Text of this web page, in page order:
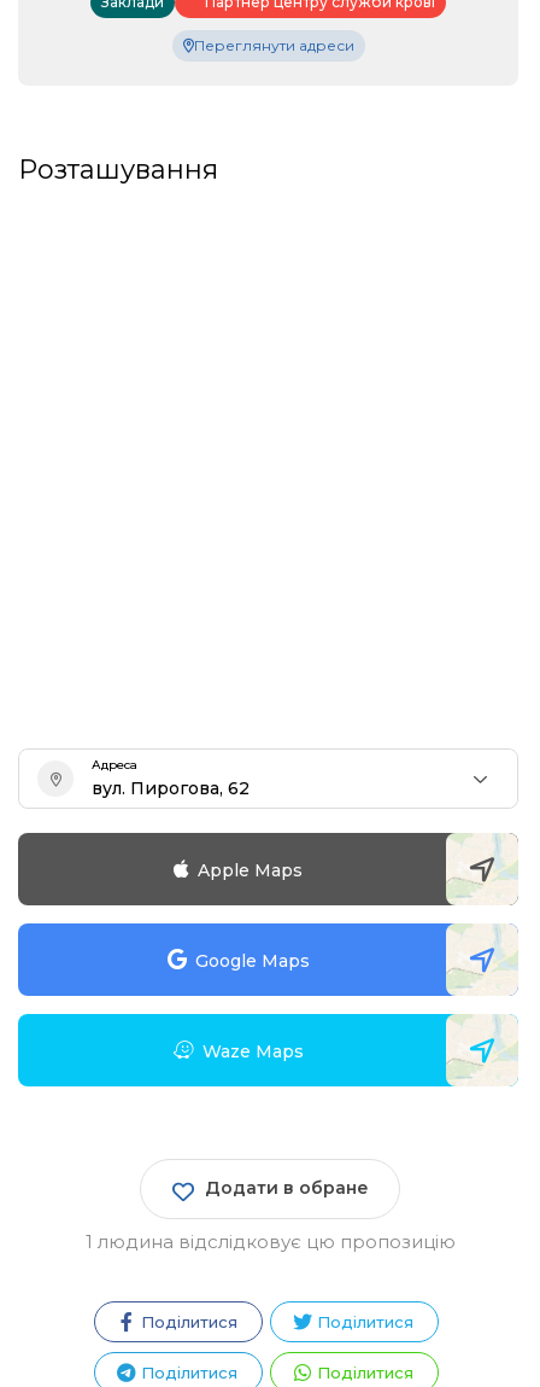
Переглянути адреси
Розташування
Адреса
вул. Пирогова, 62
Apple Maps
Google Maps
Waze Maps
Додати в обране
1 людина відслідковує цю пропозицію
Поділитися Поділитися
Поділитися Поділитися
Зареєструватися